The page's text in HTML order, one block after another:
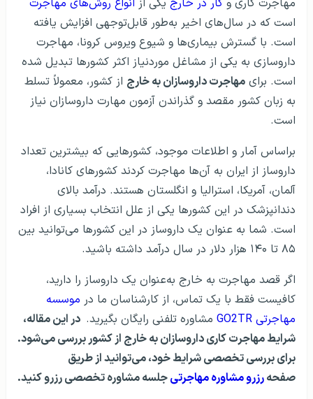
مهاجرت کاری و کار در خارج یکی از انواع روش‌های مهاجرت
است که در سال‌های اخیر به‌طور قابل‌توجهی افزایش یافته
است. با گسترش بیماری‌ها و شیوع ویروس کرونا، مهاجرت
داروسازی به یکی از مشاغل موردنیاز اکثر کشورها تبدیل شده
است. برای مهاجرت داروسازان به خارج از کشور، معمولاً تسلط
به زبان کشور مقصد و گذراندن آزمون مهارت داروسازان نیاز
است.
براساس آمار و اطلاعات موجود، کشورهایی که بیشترین تعداد
داروساز از ایران به آن‌ها مهاجرت کردند کشورهای کانادا،
آلمان، آمریکا، استرالیا و انگلستان هستند. درآمد بالای
دندانپزشک در این کشورها یکی از علل انتخاب بسیاری از افراد
است. شما به عنوان یک داروساز در این کشورها می‌توانید بین
۸۵ تا ۱۴۰ هزار دلار در سال درآمد داشته باشید.
اگر قصد مهاجرت به خارج به‌عنوان یک داروساز را دارید،
کافیست فقط با یک تماس، از کارشناسان ما در موسسه
مهاجرتی GO2TR
مشاوره تلفنی رایگان بگیرید. در این مقاله،
شرایط مهاجرت کاری داروسازان به خارج از کشور بررسی می‌شود.
برای بررسی تخصصی شرایط خود، می‌توانید از طریق
صفحهرزرو مشاوره مهاجرتیجلسه مشاوره تخصصی رزرو کنید.